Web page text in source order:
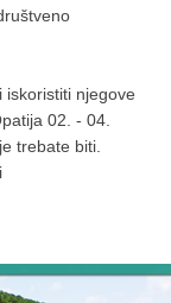
iskoristiti njegove
02. - 04.
trebate biti.